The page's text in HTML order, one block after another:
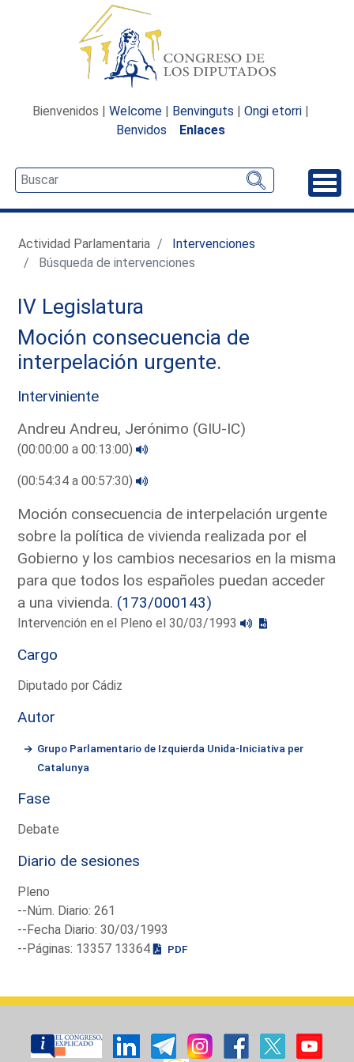
Bienvenidos | Welcome | Benvinguts | Ongi etorri |
Benvidos
Enlaces
Actividad Parlamentaria
Intervenciones
Búsqueda de intervenciones
IV Legislatura
Moción consecuencia de
interpelación urgente.
Interviniente
Andreu Andreu, Jerónimo (GIU-IC)
(00:00:00 a 00:13:00)
(00:54:34 a 00:57:30)
Moción consecuencia de interpelación urgente
sobre la política de vivienda realizada por el
Gobierno y los cambios necesarios en la misma
para que todos los españoles puedan acceder
a una vivienda. (173/000143)
Intervención en el Pleno el 30/03/1993
Cargo
Diputado por Cádiz
Autor
Grupo Parlamentario de Izquierda Unida-Iniciativa per
Catalunya
Fase
Debate
Diario de sesiones
Pleno
--Núm. Diario: 261
--Fecha Diario: 30/03/1993
--Páginas: 13357 13364
PDF